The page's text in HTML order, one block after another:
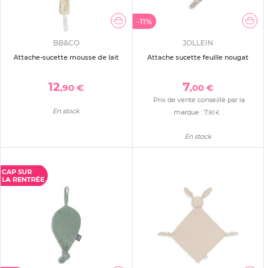
BB&CO
Attache-sucette mousse de lait
12,90 €
En stock
-11%
JOLLEIN
Attache sucette feuille nougat
7,00 €
Prix de vente conseillé par la
marque : 7,90 €
En stock